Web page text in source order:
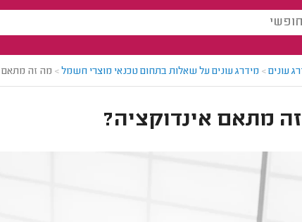
עונים> מידרג עונים על שאלות בתחום טכנאי מוצרי חשמל> מה זה מתאם
מתאם אינדוקציה?